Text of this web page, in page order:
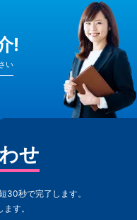
!
い
せ
30秒で完了します。
す。